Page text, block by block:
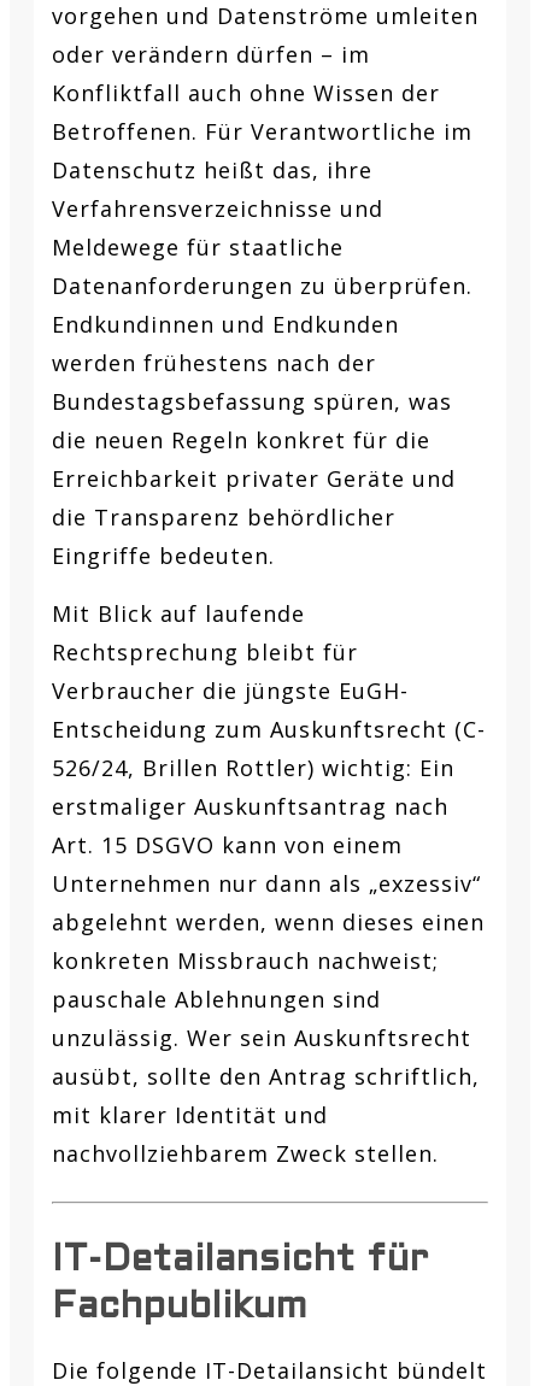
vorgehen und Datenströme umleiten
oder verändern dürfen – im
Konfliktfall auch ohne Wissen der
Betroffenen. Für Verantwortliche im
Datenschutz heißt das, ihre
Verfahrensverzeichnisse und
Meldewege für staatliche
Datenanforderungen zu überprüfen.
Endkundinnen und Endkunden
werden frühestens nach der
Bundestagsbefassung spüren, was
die neuen Regeln konkret für die
Erreichbarkeit privater Geräte und
die Transparenz behördlicher
Eingriffe bedeuten.
Mit Blick auf laufende
Rechtsprechung bleibt für
Verbraucher die jüngste EuGH-
Entscheidung zum Auskunftsrecht (C-
526/24, Brillen Rottler) wichtig: Ein
erstmaliger Auskunftsantrag nach
Art. 15 DSGVO kann von einem
Unternehmen nur dann als „exzessiv“
abgelehnt werden, wenn dieses einen
konkreten Missbrauch nachweist;
pauschale Ablehnungen sind
unzulässig. Wer sein Auskunftsrecht
ausübt, sollte den Antrag schriftlich,
mit klarer Identität und
nachvollziehbarem Zweck stellen.
IT-Detailansicht für
Fachpublikum
Die folgende IT-Detailansicht bündelt